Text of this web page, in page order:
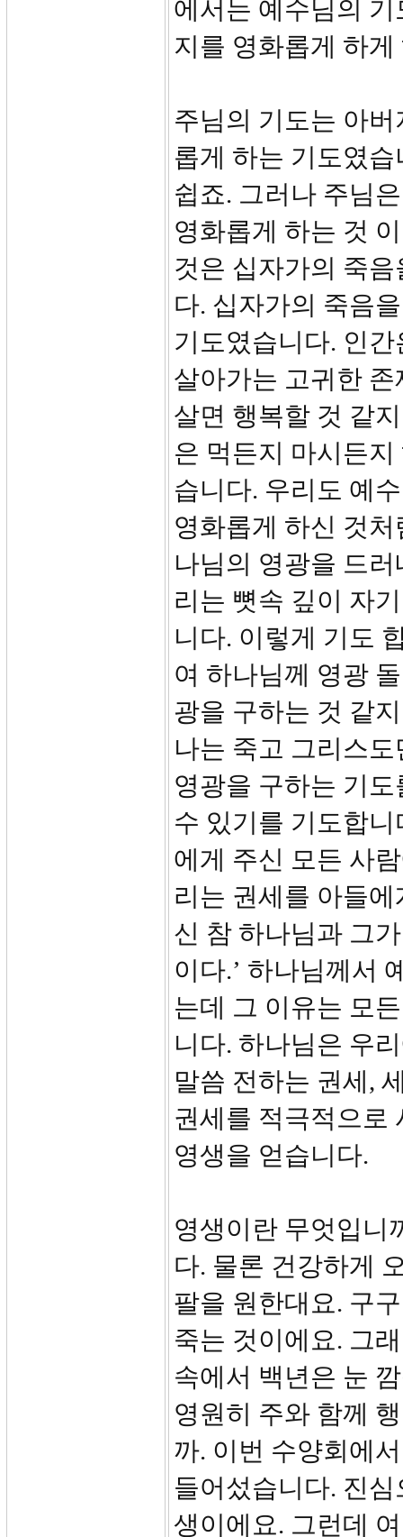
에서는 예수님의
지를 영화롭게 하
주님의 기도는 아
롭게 하는 기도였
쉽죠. 그러나 주님
영화롭게 하는 것
것은 십자가의 죽
다. 십자가의 죽음
기도였습니다. 인
살아가는 고귀한
살면 행복할 것 같
은 먹든지 마시든
습니다. 우리도 예
영화롭게 하신 것
나님의 영광을 드
리는 뼛속 깊이 자
니다. 이렇게 기도
여 하나님께 영광
광을 구하는 것 같
나는 죽고 그리스
영광을 구하는 기
수 있기를 기도합
에게 주신 모든 사
리는 권세를 아들
신 참 하나님과 그
이다.’ 하나님께서
는데 그 이유는 모
니다. 하나님은 우
말씀 전하는 권세,
권세를 적극적으로
영생을 얻습니다.
영생이란 무엇입니
다. 물론 건강하게
팔을 원한대요. 구
죽는 것이에요. 그
속에서 백년은 눈
영원히 주와 함께
까. 이번 수양회에
들어섰습니다. 진
생이에요. 그런데